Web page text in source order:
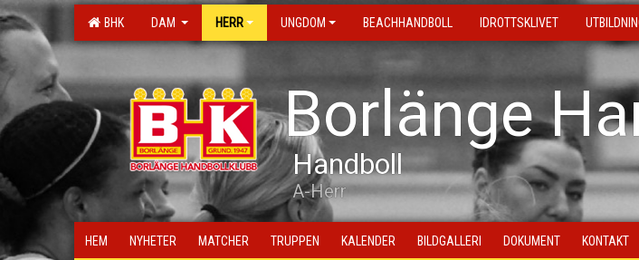
BHK DAM HERR UNGDOM BEACHHANDBOLL IDROTTSKLIVET
Borlänge
Handboll
A-Herr
HEM NYHETER MATCHER TRUPPEN KALENDER BILDGALLERI DOKUMENT KONTAKT